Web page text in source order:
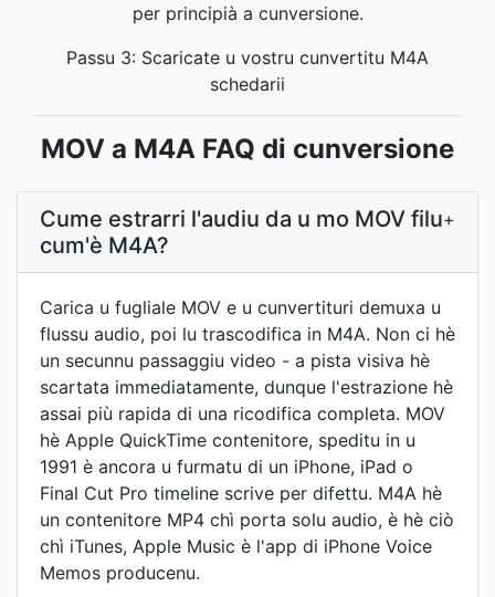
per principià a cunversione.
Passu 3: Scaricate u vostru cunvertitu M4A
schedarii
MOV a M4A FAQ di cunversione
Cume estrarri l'audiu da u mo MOV filu
cum'è M4A?
+
Carica u fugliale MOV e u cunvertituri demuxa u
flussu audio, poi lu trascodifica in M4A. Non ci hè
un secunnu passaggiu video - a pista visiva hè
scartata immediatamente, dunque l'estrazione hè
assai più rapida di una ricodifica completa. MOV
hè Apple QuickTime contenitore, speditu in u
1991 è ancora u furmatu di un iPhone, iPad o
Final Cut Pro timeline scrive per difettu. M4A hè
un contenitore MP4 chì porta solu audio, è hè ciò
chì iTunes, Apple Music è l'app di iPhone Voice
Memos producenu.